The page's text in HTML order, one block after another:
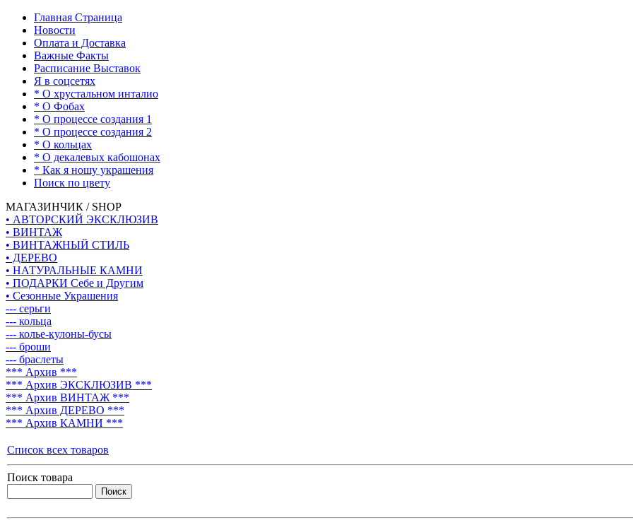
Главная Страница
Новости
Оплата и Доставка
Важные Факты
Расписание Выставок
Я в соцсетях
* О хрустальном инталио
* О Фобах
* О процессе создания 1
* О процессе создания 2
* О кольцах
* О декалевых кабошонах
* Как я ношу украшения
Поиск по цвету
МАГАЗИНЧИК / SHOP
• АВТОРСКИЙ ЭКСКЛЮЗИВ
• ВИНТАЖ
• ВИНТАЖНЫЙ СТИЛЬ
• ДЕРЕВО
• НАТУРАЛЬНЫЕ КАМНИ
• ПОДАРКИ Себе и Другим
• Сезонные Украшения
--- серьги
--- кольца
--- колье-кулоны-бусы
--- броши
--- браслеты
*** Архив ***
*** Архив ЭКСКЛЮЗИВ ***
*** Архив ВИНТАЖ ***
*** Архив ДЕРЕВО ***
*** Архив КАМНИ ***
Список всех товаров
Поиск товара